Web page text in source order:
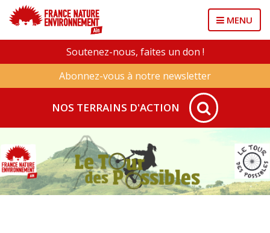
MENU
Soutenez-nous, faites un don !
Abonnez-vous à notre newsletter
NOS TERRAINS D'ACTION